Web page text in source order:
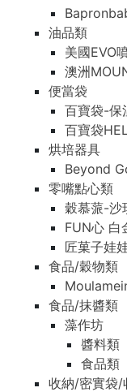
油品類
美國EVO
澳洲
便當袋
百寶袋-保
百寶袋
烘培器具
Beyond
零嘴點心類
穀慕蒎-沙
FUN心 白
匠菓子娃
食品/穀物類
食品/抹醬類
藻作坊
醬料類
食品類
收納/密實袋/